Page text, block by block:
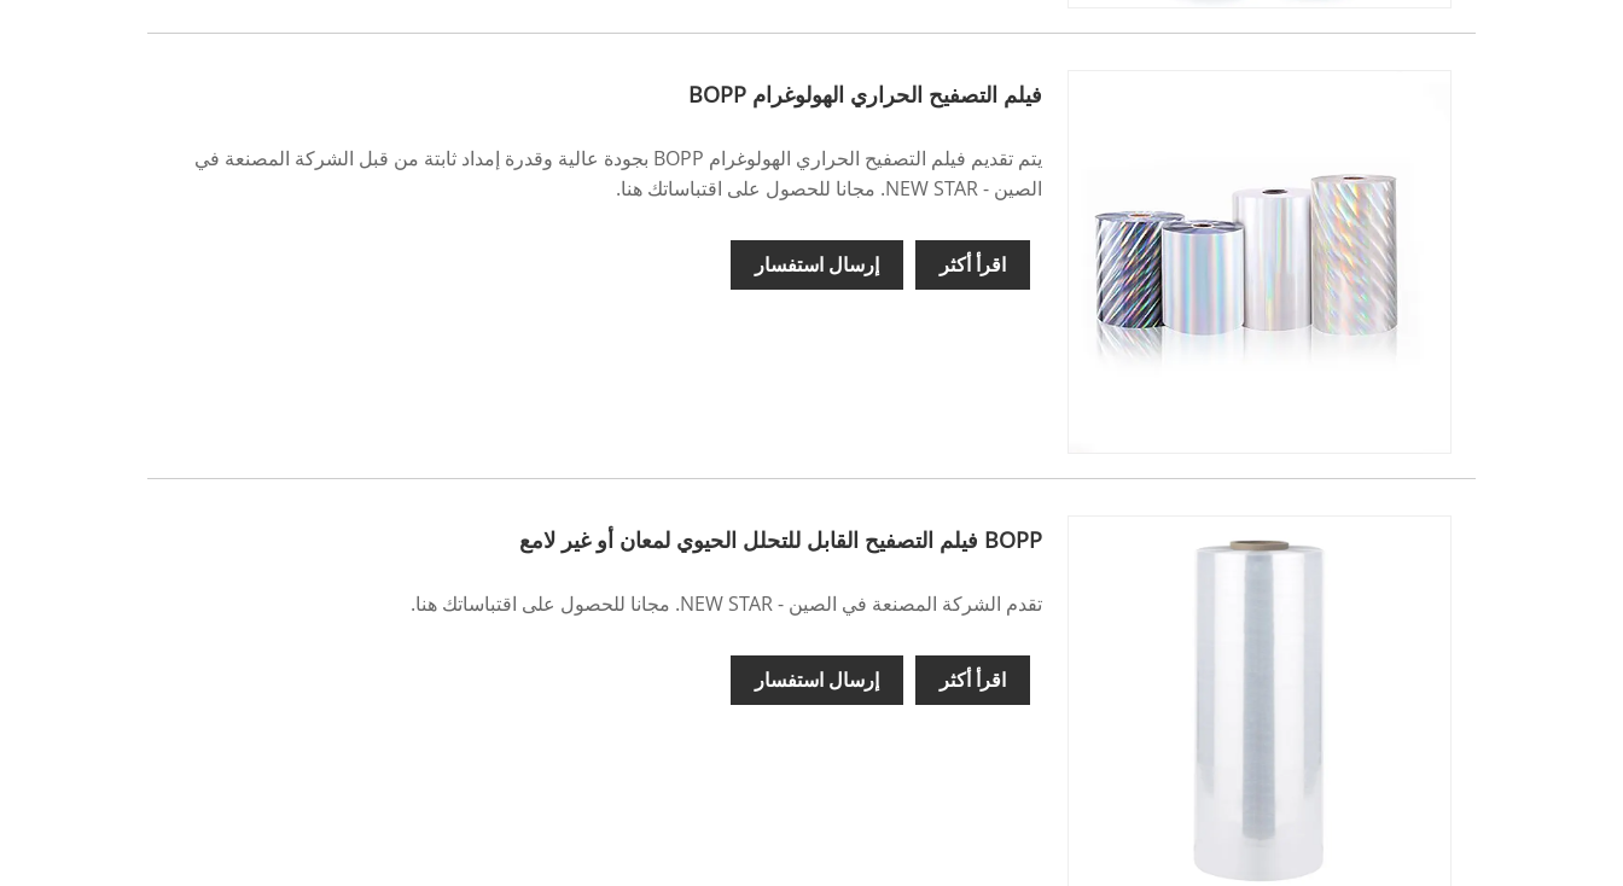
فيلم التصفيح الحراري الهولوغرام BOPP
يتم تقديم فيلم التصفيح الحراري الهولوغرام BOPP بجودة عالية وقدرة إمداد ثابتة من قبل الشركة المصنعة في
الصين - NEW STAR. مجانا للحصول على اقتباساتك هنا.
اقرأ أكثر إرسال استفسار
BOPP فيلم التصفيح القابل للتحلل الحيوي لمعان أو غير لامع
تقدم الشركة المصنعة في الصين - NEW STAR. مجانا للحصول على اقتباساتك هنا.
اقرأ أكثر إرسال استفسار